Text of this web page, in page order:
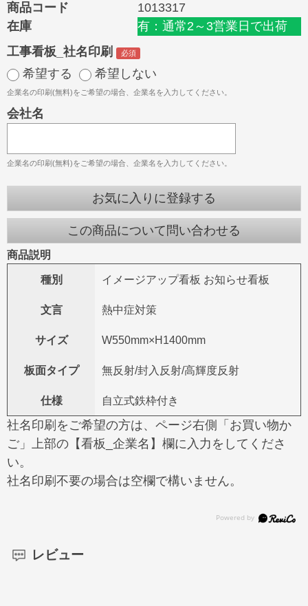
商品コード
1013317
在庫
有：通常2～3営業日で出荷
工事看板_社名印刷
希望する
希望しない
企業名の印刷(無料)をご希望の場合、企業名を入力してください。
会社名
企業名の印刷(無料)をご希望の場合、企業名を入力してください。
お気に入りに登録する
この商品について問い合わせる
商品説明
種別 イメージアップ看板 お知らせ看板
文言 熱中症対策
サイズ W550mm×H1400mm
板面タイプ 無反射/封入反射/高輝度反射
仕様 自立式鉄枠付き
社名印刷をご希望の方は、ページ右側「お買い物か
ご」上部の【看板_企業名】欄に入力をしてくださ
い。
社名印刷不要の場合は空欄で構いません。
レビュー